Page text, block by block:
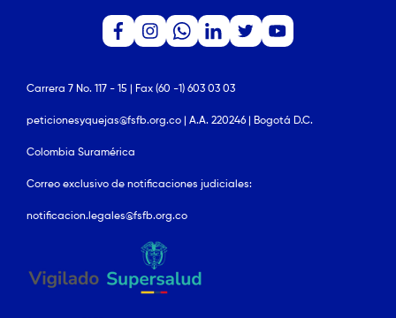
Carrera 7 No. 117 - 15 | Fax (60 -1) 603 03 03
peticionesyquejas@fsfb.org.co | A.A. 220246 | Bogotá D.C.
Colombia Suramérica
Correo exclusivo de notificaciones judiciales:
notificacion.legales@fsfb.org.co